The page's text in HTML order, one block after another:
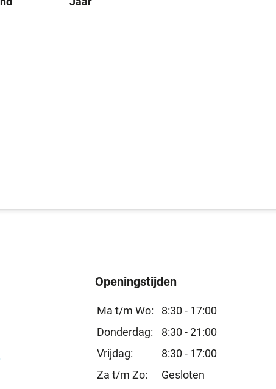
Openingstijden
Ma t/m Wo:
8:30 - 17:00
Donderdag:
8:30 - 21:00
Vrijdag:
8:30 - 17:00
Za t/m Zo:
Gesloten